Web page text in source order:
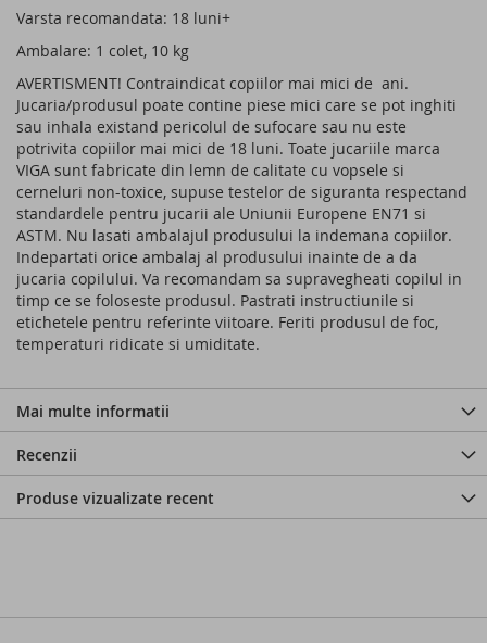
Varsta recomandata: 18 luni+
Ambalare: 1 colet, 10 kg
AVERTISMENT! Contraindicat copiilor mai mici de ani.
Jucaria/produsul poate contine piese mici care se pot inghiti
sau inhala existand pericolul de sufocare sau nu este
potrivita copiilor mai mici de 18 luni. Toate jucariile marca
VIGA sunt fabricate din lemn de calitate cu vopsele si
cerneluri non-toxice, supuse testelor de siguranta respectand
standardele pentru jucarii ale Uniunii Europene EN71 si
ASTM. Nu lasati ambalajul produsului la indemana copiilor.
Indepartati orice ambalaj al produsului inainte de a da
jucaria copilului. Va recomandam sa supravegheati copilul in
timp ce se foloseste produsul. Pastrati instructiunile si
etichetele pentru referinte viitoare. Feriti produsul de foc,
temperaturi ridicate si umiditate.
Mai multe informatii
Recenzii
Produse vizualizate recent